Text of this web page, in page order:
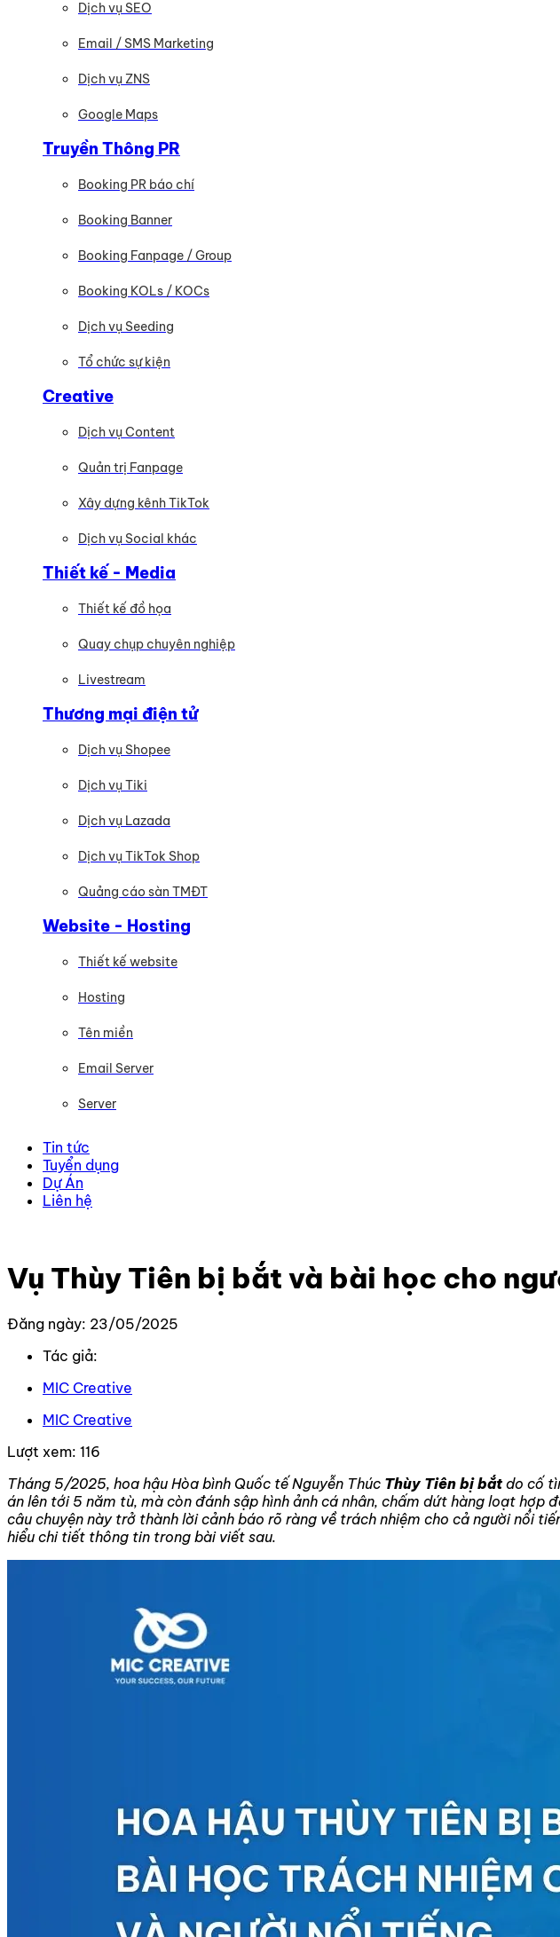
Dịch vụ SEO
Email / SMS Marketing
Dịch vụ ZNS
Google Maps
Truyền Thông PR
Booking PR báo chí
Booking Banner
Booking Fanpage / Group
Booking KOLs / KOCs
Dịch vụ Seeding
Tổ chức sự kiện
Creative
Dịch vụ Content
Quản trị Fanpage
Xây dựng kênh TikTok
Dịch vụ Social khác
Thiết kế - Media
Thiết kế đồ họa
Quay chụp chuyên nghiệp
Livestream
Thương mại điện tử
Dịch vụ Shopee
Dịch vụ Tiki
Dịch vụ Lazada
Dịch vụ TikTok Shop
Quảng cáo sàn TMĐT
Website - Hosting
Thiết kế website
Hosting
Tên miền
Email Server
Server
Tin tức
Tuyển dụng
Dự Án
Liên hệ
Vụ Thùy Tiên bị bắt và bài học cho
Đăng ngày: 23/05/2025
Tác giả:
MIC Creative
MIC Creative
Lượt xem: 116
Tháng 5/2025, hoa hậu Hòa bình Quốc tế Nguyễn Thúc Thùy Tiên bị bắt do cố
án lên tới 5 năm tù, mà còn đánh sập hình ảnh cá nhân, chấm dứt hàng loạt hợp
câu chuyện này trở thành lời cảnh báo rõ ràng về trách nhiệm cho cả người nổi
hiểu chi tiết thông tin trong bài viết sau.